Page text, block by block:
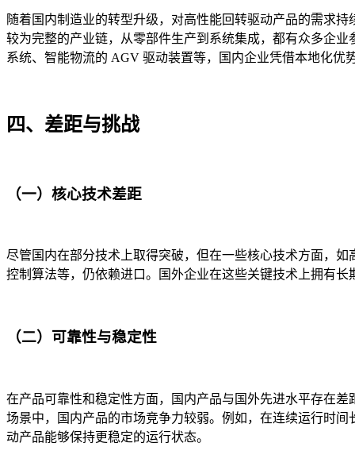
随着国内制造业的转型升级，对高性能回转驱动产品的需求
较为完整的产业链，从零部件生产到系统集成，都有众多企
系统、智能物流的 AGV 驱动装置等，国内企业凭借本地化优
四、差距与挑战​
（一）核心技术差距​
尽管国内在部分技术上取得突破，但在一些核心技术方面，
控制算法等，仍依赖进口。国外企业在这些关键技术上拥有
（二）可靠性与稳定性​
在产品可靠性和稳定性方面，国内产品与国外先进水平存在
场景中，国内产品的市场竞争力较弱。例如，在连续运行时
动产品能够保持更稳定的运行状态。​